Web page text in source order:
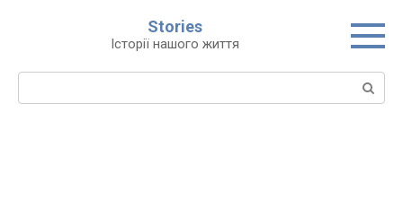
Stories
Історії нашого життя
Пошук: